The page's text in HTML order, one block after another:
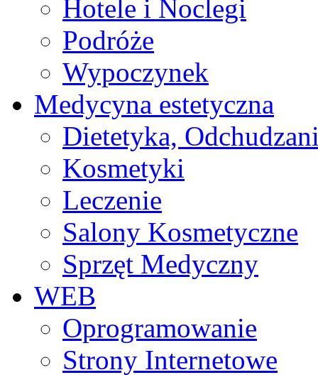
Hotele i Noclegi
Podróże
Wypoczynek
Medycyna estetyczna
Dietetyka,
Kosmetyki
Leczenie
Salony Kosmetyczne
Sprzęt Medyczny
WEB
Oprogramowanie
Strony Internetowe